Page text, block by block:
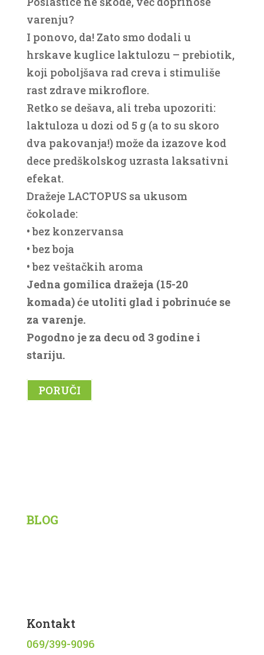
varenju?
I ponovo, da! Zato smo dodali u
hrskave kuglice laktulozu – prebiotik,
koji poboljšava rad creva i stimuliše
rast zdrave mikroflore.
Retko se dešava, ali treba upozoriti:
laktuloza u dozi od 5 g (a to su skoro
dva pakovanja!) može da izazove kod
dece predškolskog uzrasta laksativni
efekat.
Dražeje LACTOPUS sa ukusom
čokolade:
• bez konzervansa
• bez boja
• bez veštačkih aroma
Jedna gomilica dražeja (15-20
komada) će utoliti glad i pobrinuće se
za varenje.
Pogodno je za decu od 3 godine i
stariju.
PORUČI
BLOG
Kontakt
069/399-9096